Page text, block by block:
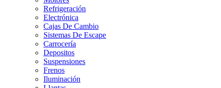
Electrónica
Cajas De Cambio
Sistemas De Escape
Carrocería
Depositos
Suspensiones
Frenos
Iluminación
Llantas
NEUMÁTICOS DE ASFALTO